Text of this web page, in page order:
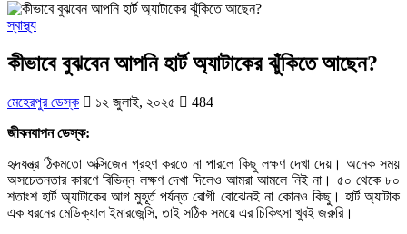
স্বাস্থ্য
কীভাবে বুঝবেন আপনি হার্ট অ্যাটাকের ঝুঁকিতে আছেন?
মেহেরপুর ডেস্ক ১২ জুলাই, ২০২৫
484
জীবনযাপন ডেস্ক:
হৃদযন্ত্র ঠিকমতো অক্সিজেন গ্রহণ করতে না পারলে কিছু লক্ষণ দেখা দেয়। অনেক সময়
অসচেতনতার কারণে বিভিন্ন লক্ষণ দেখা দিলেও আমরা আমলে নিই না। ৫০ থেকে ৮০
শতাংশ হার্ট অ্যাটাকের আগ মুহূর্ত পর্যন্ত রোগী বোঝেনই না কোনও কিছু। হার্ট অ্যাটাক
এক ধরনের মেডিক্যাল ইমারজেন্সি, তাই সঠিক সময়ে এর চিকিৎসা খুবই জরুরি।